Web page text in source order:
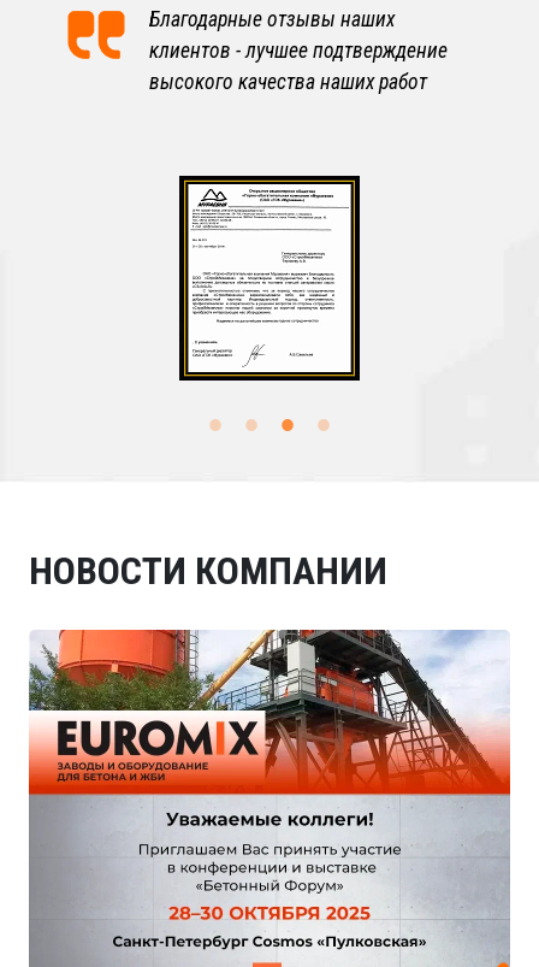
Благодарные отзывы наших
клиентов - лучшее подтверждение
высокого качества наших работ
НОВОСТИ КОМПАНИИ